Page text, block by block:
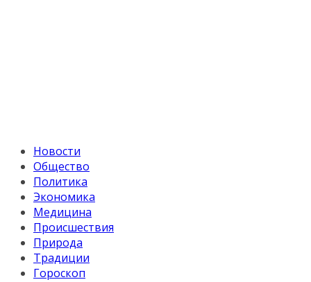
Новости
Общество
Политика
Экономика
Медицина
Происшествия
Природа
Традиции
Гороскоп